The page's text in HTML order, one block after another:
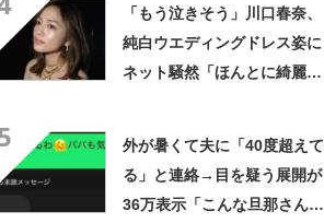
「もう泣きそう」川口春奈、
純白ウエディングドレス姿に
ネット騒然「ほんとに綺麗」
外が暑くて夫に「40度超えて
る」と連絡→目を疑う展開が
36万表示「こんな旦那さん羨